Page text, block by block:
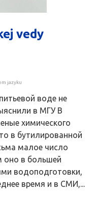
vedy
jazyku
воде не
в МГУ В
химического
в бутилированной
малое число
оно в большей
водоподготовки,
время и в СМИ,...